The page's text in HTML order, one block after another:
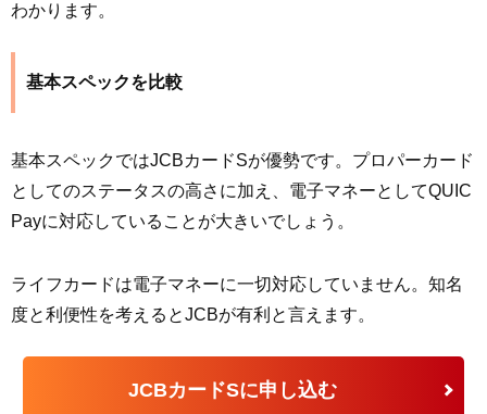
わかります。
基本スペックを比較
基本スペックではJCBカードSが優勢です。プロパーカード
としてのステータスの高さに加え、電子マネーとしてQUIC
Payに対応していることが大きいでしょう。
ライフカードは電子マネーに一切対応していません。知名
度と利便性を考えるとJCBが有利と言えます。
JCBカードSに申し込む